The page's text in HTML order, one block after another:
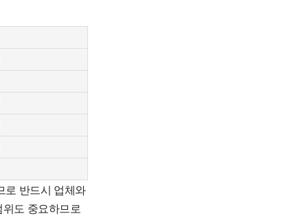
로 반드시 업체와
도 중요하므로